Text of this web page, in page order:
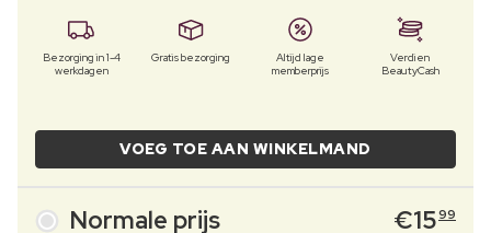
Bezorging in 1-4
werkdagen
Gratis bezorging
Altijd lage
memberprijs
Verdien
BeautyCash
VOEG TOE AAN WINKELMAND
Normale prijs €1599